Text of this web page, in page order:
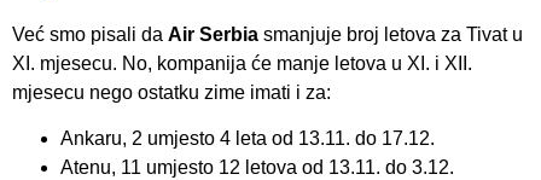
Već smo pisali da Air Serbia smanjuje broj letova za Tivat u
XI. mjesecu. No, kompanija će manje letova u XI. i XII.
mjesecu nego ostatku zime imati i za:
Ankaru, 2 umjesto 4 leta od 13.11. do 17.12.
Atenu, 11 umjesto 12 letova od 13.11. do 3.12.